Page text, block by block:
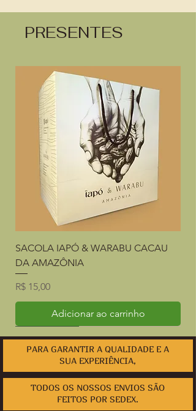
PRESENTES
SACOLA IAPÓ & WARABU CACAU
DA AMAZÔNIA
Preço
R$ 15,00
Adicionar ao carrinho
PARA GARANTIR A QUALIDADE E A
SUA EXPERIÊNCIA,
TODOS OS NOSSOS ENVIOS SÃO
FEITOS POR SEDEX.